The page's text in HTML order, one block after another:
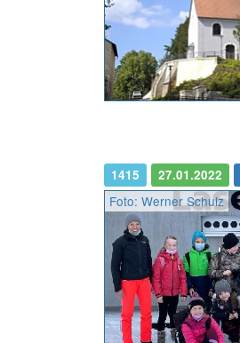
1415 27.01.2022
Foto: Werner Schulz